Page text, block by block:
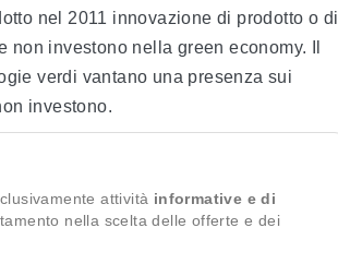
nel 2011 innovazione di prodotto o di
investono nella green economy. Il
verdi vantano una presenza sui
investono.
attività informative e di
nella scelta delle offerte e dei